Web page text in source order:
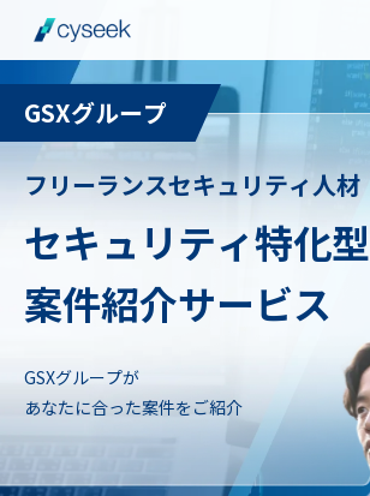
cyseekとは
案件を探す
ご利用の流れ
ご利用者様の声
よくある質問
GSXグループ
フリーランスセキュリティ人材
セキュリティ特化型
案件紹介サービス
GSXグループが
あなたに合った案件をご紹介